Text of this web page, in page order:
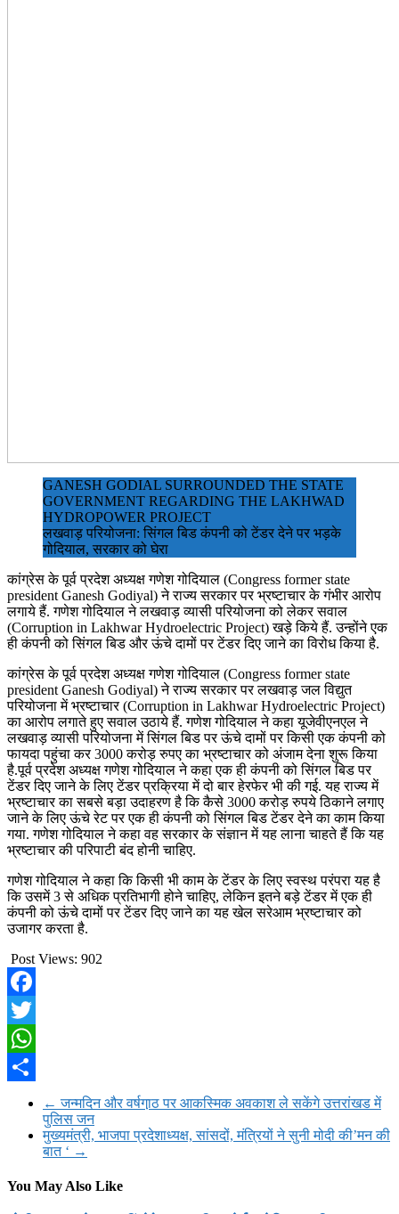
GANESH GODIAL SURROUNDED THE STATE
GOVERNMENT REGARDING THE LAKHWAD
HYDROPOWER PROJECT
लखवाड़ परियोजना: सिंगल बिड कंपनी को टेंडर देने पर भड़के
गोदियाल, सरकार को घेरा
कांग्रेस के पूर्व प्रदेश अध्यक्ष गणेश गोदियाल (Congress former state
president Ganesh Godiyal) ने राज्य सरकार पर भ्रष्टाचार के गंभीर आरोप
लगाये हैं. गणेश गोदियाल ने लखवाड़ व्यासी परियोजना को लेकर सवाल
(Corruption in Lakhwar Hydroelectric Project) खड़े किये हैं. उन्होंने एक
ही कंपनी को सिंगल बिड और ऊंचे दामों पर टेंडर दिए जाने का विरोध किया है.
कांग्रेस के पूर्व प्रदेश अध्यक्ष गणेश गोदियाल (Congress former state
president Ganesh Godiyal) ने राज्य सरकार पर लखवाड़ जल विद्युत
परियोजना में भ्रष्टाचार (Corruption in Lakhwar Hydroelectric Project)
का आरोप लगाते हुए सवाल उठाये हैं. गणेश गोदियाल ने कहा यूजेवीएनएल ने
लखवाड़ व्यासी परियोजना में सिंगल बिड पर ऊंचे दामों पर किसी एक कंपनी को
फायदा पहुंचा कर 3000 करोड़ रुपए का भ्रष्टाचार को अंजाम देना शुरू किया
है.पूर्व प्रदेश अध्यक्ष गणेश गोदियाल ने कहा एक ही कंपनी को सिंगल बिड पर
टेंडर दिए जाने के लिए टेंडर प्रक्रिया में दो बार हेरफेर भी की गई. यह राज्य में
भ्रष्टाचार का सबसे बड़ा उदाहरण है कि कैसे 3000 करोड़ रुपये ठिकाने लगाए
जाने के लिए ऊंचे रेट पर एक ही कंपनी को सिंगल बिड टेंडर देने का काम किया
गया. गणेश गोदियाल ने कहा वह सरकार के संज्ञान में यह लाना चाहते हैं कि यह
भ्रष्टाचार की परिपाटी बंद होनी चाहिए.
गणेश गोदियाल ने कहा कि किसी भी काम के टेंडर के लिए स्वस्थ परंपरा यह है
कि उसमें 3 से अधिक प्रतिभागी होने चाहिए, लेकिन इतने बड़े टेंडर में एक ही
कंपनी को ऊंचे दामों पर टेंडर दिए जाने का यह खेल सरेआम भ्रष्टाचार को
उजागर करता है.
Post Views: 902
Facebook
Twitter
WhatsApp
← जन्मदिन और वर्षगा़ठ पर आकस्मिक अवकाश ले सकेंगे उत्तरांखड में
पुलिस जन
मुख्यमंत्री, भाजपा प्रदेशाध्यक्ष, सांसदों, मंत्रियों ने सुनी मोदी की’मन की
बात ‘ →
You May Also Like